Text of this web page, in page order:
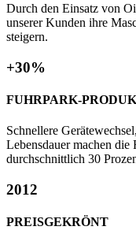
Durch den Einsatz von
unserer Kunden ihre
steigern.
+30%
FUHRPARK-
Schnellere
Lebensdauer machen
durchschnittlich 30
2012
PREISGEKRÖNT